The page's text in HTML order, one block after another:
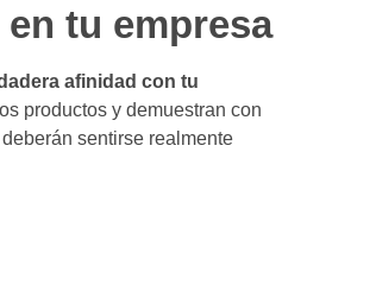
tu empresa
afinidad con tu
productos y demuestran con
sentirse realmente